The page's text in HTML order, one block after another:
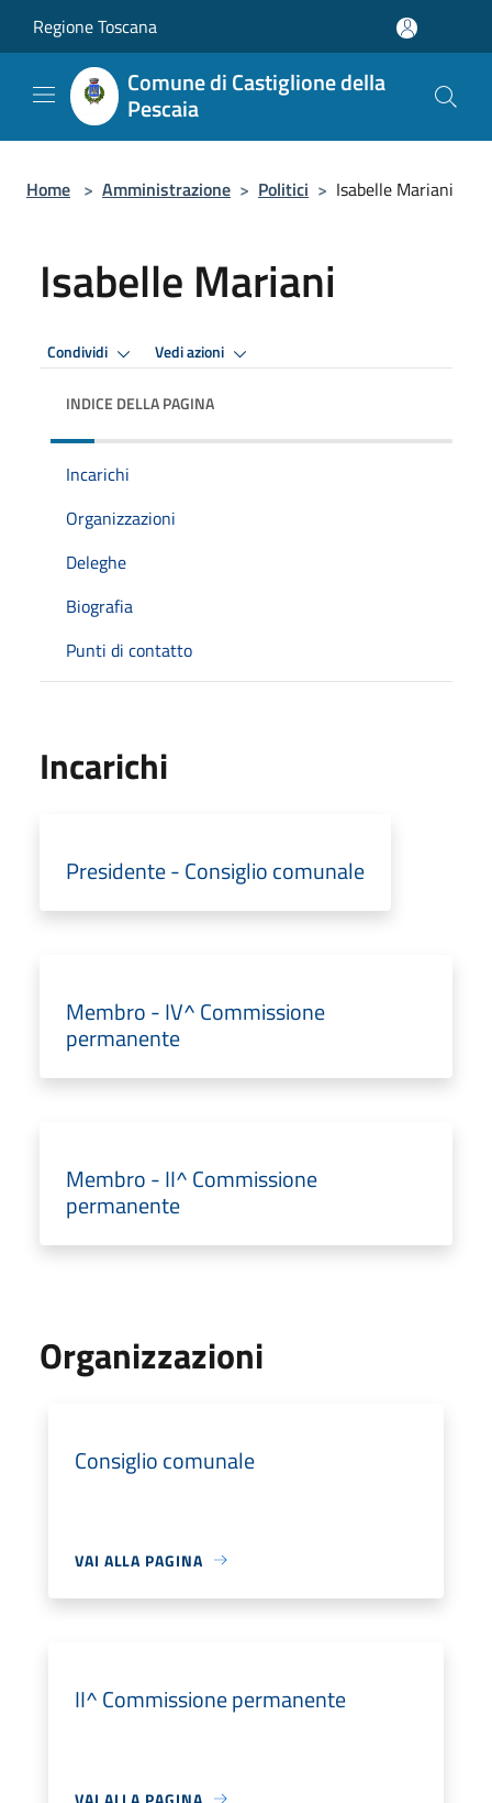
Regione Toscana
Comune di Castiglione della
Pescaia
Home > Amministrazione > Politici > Isabelle Mariani
Isabelle Mariani
Condividi Vedi azioni
INDICE DELLA PAGINA
Incarichi
Organizzazioni
Deleghe
Biografia
Punti di contatto
Incarichi
Presidente - Consiglio comunale
Membro - IV^ Commissione
permanente
Membro - II^ Commissione
permanente
Organizzazioni
Consiglio comunale
VAI ALLA PAGINA
II^ Commissione permanente